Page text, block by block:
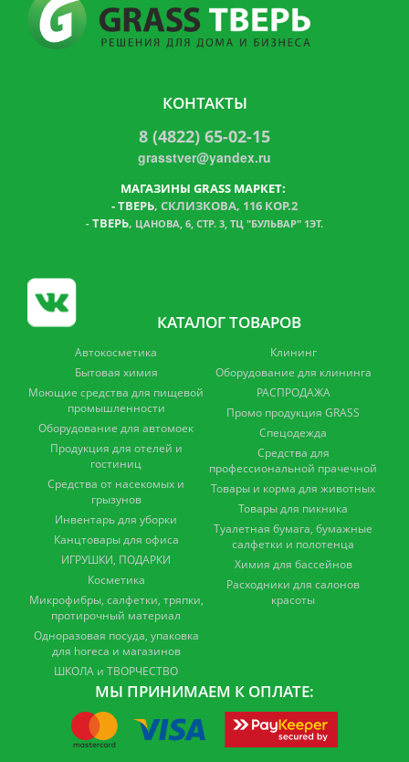
КОНТАКТЫ
8 (4822) 65-02-15
grasstver@yandex.ru
МАГАЗИНЫ GRASS МАРКЕТ:
-ТВЕРЬ, СКЛИЗКОВА, 116 КОР.2
- ТВЕРЬ, ЦАНОВА, 6, СТР. 3, ТЦ "БУЛЬВАР" 1ЭТ.
КАТАЛОГ ТОВАРОВ
Автокосметика
Бытовая химия
Моющие средства для пищевой
промышленности
Оборудование для автомоек
Продукция для отелей и
гостиниц
Средства от насекомых и
грызунов
Инвентарь для уборки
Канцтовары для офиса
ИГРУШКИ, ПОДАРКИ
Косметика
Микрофибры, салфетки, тряпки,
протирочный материал
Одноразовая посуда, упаковка
для horeca и магазинов
ШКОЛА и ТВОРЧЕСТВО
Клининг
Оборудование для клининга
РАСПРОДАЖА
Промо продукция GRASS
Спецодежда
Средства для
профессиональной прачечной
Товары и корма для животных
Товары для пикника
Туалетная бумага, бумажные
салфетки и полотенца
Химия для бассейнов
Расходники для салонов
красоты
МЫ ПРИНИМАЕМ К ОПЛАТЕ: